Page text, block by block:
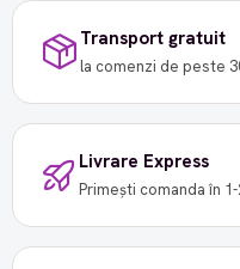
Transport gratuit
la comenzi de peste
Livrare Express
Primești comanda în